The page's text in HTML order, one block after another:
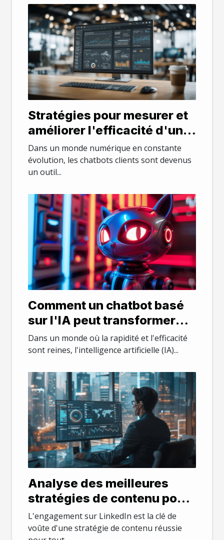
Stratégies pour mesurer et
améliorer l'efficacité d'un
chatbot client
Dans un monde numérique en constante
évolution, les chatbots clients sont devenus
un outil...
Comment un chatbot basé
sur l'IA peut transformer
votre service client
Dans un monde où la rapidité et l'efficacité
sont reines, l'intelligence artificielle (IA)...
Analyse des meilleures
stratégies de contenu pour
un engagement maximal
sur LinkedIn
L'engagement sur LinkedIn est la clé de
voûte d'une stratégie de contenu réussie